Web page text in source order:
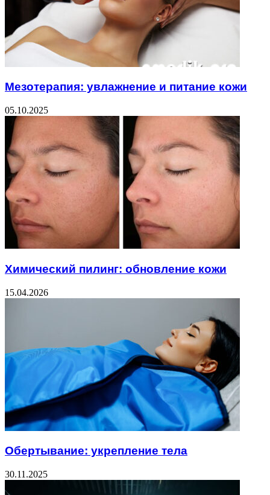
Мезотерапия: увлажнение и питание кожи
05.10.2025
Химический пилинг: обновление кожи
15.04.2026
Обертывание: укрепление тела
30.11.2025